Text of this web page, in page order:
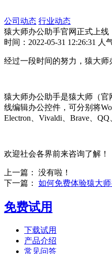
公司动态 行业动态
猿大师办公助手官网正式上线
时间：2022-05-31 12:26:31 人
经过一段时间的努力，猿大师
猿大师办公助手是猿大师（官
线编辑办公控件，可分别将
Electron、Vivaldi、Brave、
欢迎社会各界前来咨询了解！
上一篇： 没有啦！
下一篇： 如何免费体验猿大师
免费试用
下载试用
产品介绍
常见问答